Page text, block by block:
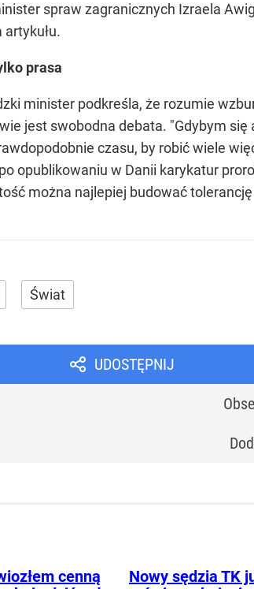
spraw zagranicznych Izraela
prasa
minister podkreśla, że rozumie
jest swobodna debata. "Gdybym
czasu, by robić wiele
opublikowaniu w Danii karykatur
można najlepiej budować
Świat
UDOSTĘPNIJ
cenną
Nowy sędzia TK